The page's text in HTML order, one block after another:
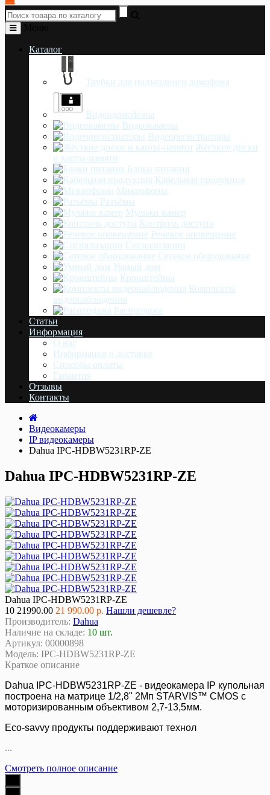
Каталог
Трубки для подъездного домофона
Видеодомофоны
Видеокамеры
Видеорегистраторы
Жёсткие диски
и карты-памяти
Блоки питания
Кабельная продукция
Микрофоны
Разъёмы
Муляжи камер
Контроль доступа
Речевое оповещение
Сигнализации
Сетевое оборудование
Умный дом
Кронштейны
Комплекты
видеонаблюдения
Распродажа
Статьи
Информация
О нас
Информация о доставке
Cпособы оплаты
Гарантия
Отзывы
Контакты
Видеокамеры
IP видеокамеры
Dahua IPC-HDBW5231RP-ZE
Dahua IPC-HDBW5231RP-ZE
Dahua IPC-HDBW5231RP-ZE
10 21990.00 21 990.00 р. Нашли дешевле?
Производитель: Dahua
Наличие на складе: 10 шт.
Артикул: 00000898
Модель: IPC-HDBW5231RP-ZE
Краткое описание
Dahua IPC-HDBW5231RP-ZE - видеокамера IP купольная
построена на матрице 1/2,8" 2Mп STARVIS™ CMOS с
моторизированным объективом 2,7-13,5мм.
Eco-savvy продукты поддерживают технол
...
Смотреть полное описание